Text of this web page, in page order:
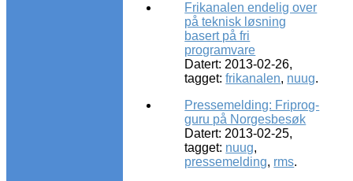
Frikanalen endelig over
på teknisk løsning
basert på fri
programvare
Datert: 2013-02-26,
tagget:frikanalen, nuug.
Pressemelding: Friprog-
guru på Norgesbesøk
Datert: 2013-02-25,
tagget: nuug,
pressemelding, rms.